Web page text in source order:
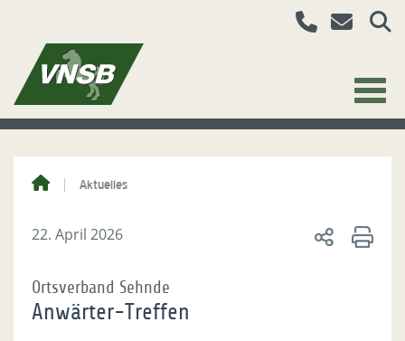
Aktuelles
22. April 2026
Ortsverband Sehnde
Anwärter-Treffen